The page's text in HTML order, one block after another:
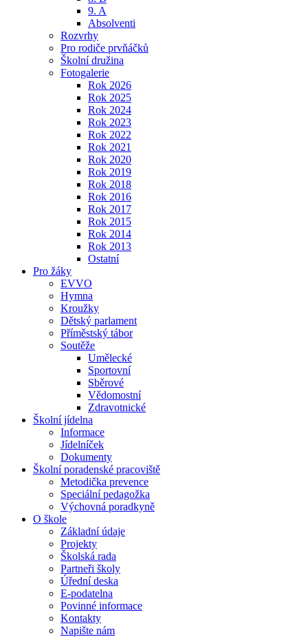
9. A
Absolventi
Rozvrhy
Pro rodiče prvňáčků
Školní družina
Fotogalerie
Rok 2026
Rok 2025
Rok 2024
Rok 2023
Rok 2022
Rok 2021
Rok 2020
Rok 2019
Rok 2018
Rok 2016
Rok 2017
Rok 2015
Rok 2014
Rok 2013
Ostatní
Pro žáky
EVVO
Hymna
Kroužky
Dětský parlament
Příměstský tábor
Soutěže
Umělecké
Sportovní
Sběrové
Vědomostní
Zdravotnické
Školní jídelna
Informace
Jídelníček
Dokumenty
Školní poradenské pracoviště
Metodička prevence
Speciální pedagožka
Výchovná poradkyně
O škole
Základní údaje
Projekty
Školská rada
Partneři školy
Úřední deska
E-podatelna
Povinné informace
Kontakty
Napište nám